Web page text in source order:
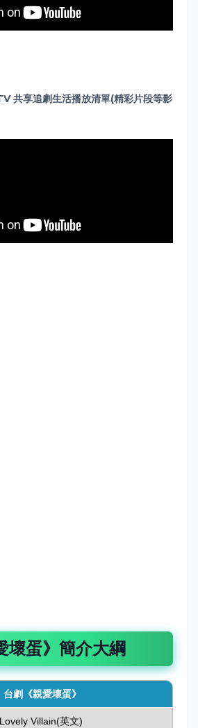
共享追劇生活播放清單(精彩片段等影
壞蛋》簡介大綱
台劇《親愛壞蛋》
Lovely Villain(英文)